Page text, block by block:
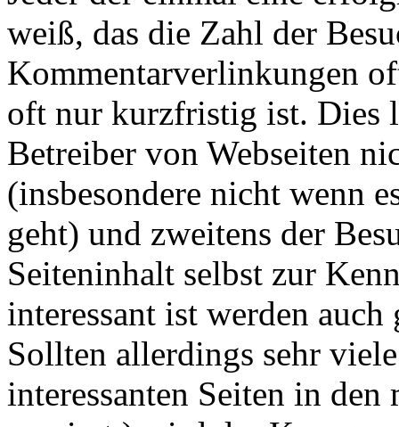
weiß, das die Zahl der
Kommentarverlinkungen
oft nur kurzfristig ist. Dies
Betreiber von Webseiten
(insbesondere nicht wenn
geht) und zweitens der
Seiteninhalt selbst zur
interessant ist werden
Sollten allerdings sehr
interessanten Seiten in